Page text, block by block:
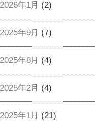
2026年1月 (2)
2025年9月 (7)
2025年8月 (4)
2025年2月 (4)
2025年1月 (21)